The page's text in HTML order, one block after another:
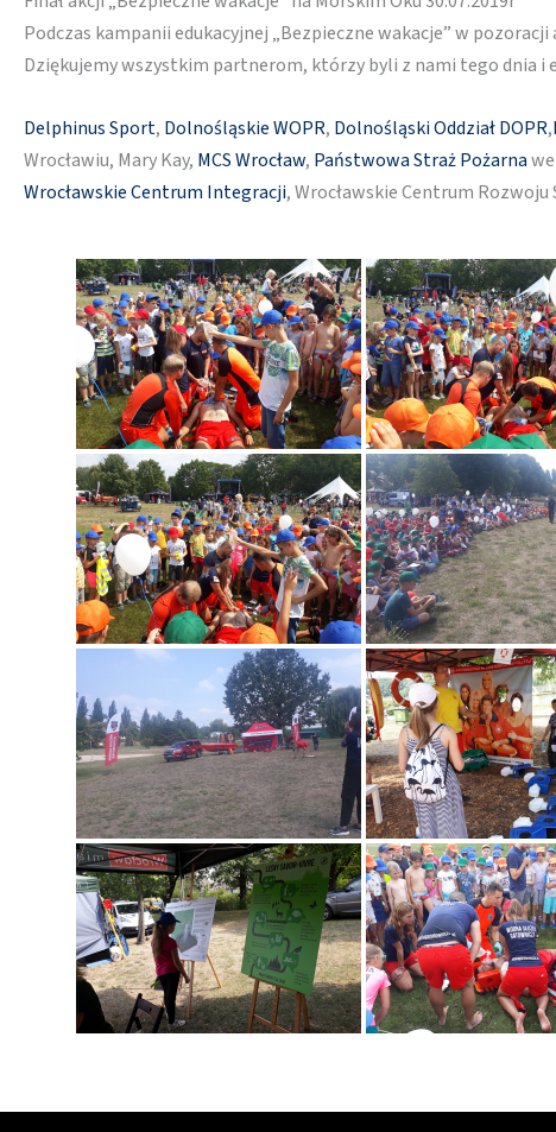
Podczas kampanii edukacyjnej „Bezpieczne wakacje” w
Dziękujemy wszystkim partnerom, którzy byli z nami tego dnia i
Delphinus Sport, Dolnośląskie WOPR, Dolnośląski Oddział DOPR,
Wrocławiu, Mary Kay, MCS Wrocław, Państwowa Straż Pożarna
Wrocławskie Centrum Integracji, Wrocławskie Centrum